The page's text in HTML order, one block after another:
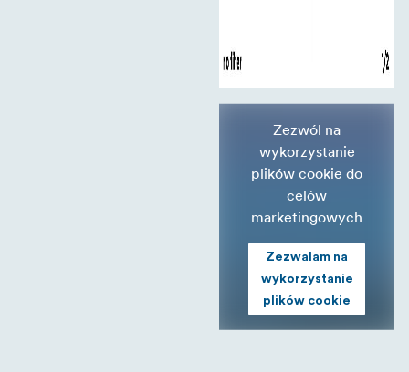
Zezwól na
wykorzystanie
plików cookie do
celów
marketingowych
Zezwalam na
wykorzystanie
plików cookie